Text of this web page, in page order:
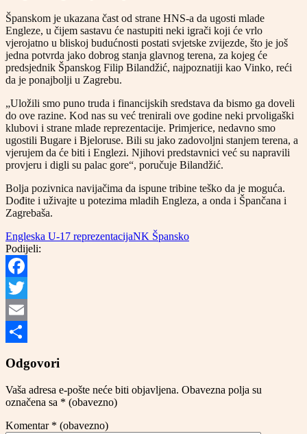
Španskom je ukazana čast od strane HNS-a da ugosti mlade
Engleze, u čijem sastavu će nastupiti neki igrači koji će vrlo
vjerojatno u bliskoj budućnosti postati svjetske zvijezde, što je još
jedna potvrda jako dobrog stanja glavnog terena, za kojeg će
predsjednik Španskog Filip Bilandžić, najpoznatiji kao Vinko, reći
da je ponajbolji u Zagrebu.
„Uložili smo puno truda i financijskih sredstava da bismo ga doveli
do ove razine. Kod nas su već trenirali ove godine neki prvoligaški
klubovi i strane mlade reprezentacije. Primjerice, nedavno smo
ugostili Bugare i Bjeloruse. Bili su jako zadovoljni stanjem terena, a
vjerujem da će biti i Englezi. Njihovi predstavnici već su napravili
provjeru i digli su palac gore“, poručuje Bilandžić.
Bolja pozivnica navijačima da ispune tribine teško da je moguća.
Dođite i uživajte u potezima mladih Engleza, a onda i Špančana i
Zagrebaša.
Engleska U-17 reprezentacijaNK Špansko
Podijeli:
Facebook
Twitter
Email
Odgovori
Vaša adresa e-pošte neće biti objavljena. Obavezna polja su
označena sa * (obavezno)
Komentar * (obavezno)